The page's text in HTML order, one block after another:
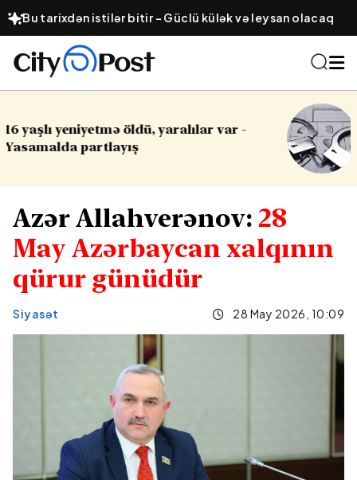
Bu tarixdən istilər bitir – Güclü külək və leysan olacaq
Cinayət işləri ilə bağlı vacib qərar
Azər Allahverənov: 28
May Azərbaycan xalqının
qürur günüdür
Siyasət 28 May 2026, 10:09